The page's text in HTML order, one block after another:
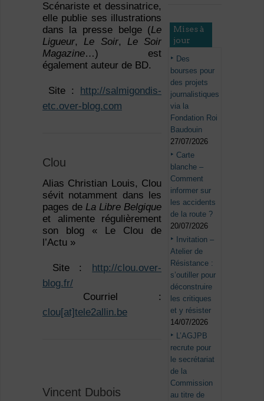
Scénariste et dessinatrice,
elle publie ses illustrations
dans la presse belge (Le
Ligueur,Le Soir, Le Soir
Magazine…) est
également auteur de BD.
 Site :
http://salmigondis-
etc.over-blog.com
Clou
Alias Christian Louis, Clou
sévit notamment dans les
pages deLa Libre Belgique
et alimente régulièrement
son blog « Le Clou de
l’Actu »
 Site :
http://clou.over-
blog.fr/
 Courriel :
clou[at]tele2allin.be
Vincent Dubois
Mises à
jour
Des
bourses pour
des projets
journalistiques
via la
Fondation Roi
Baudouin
27/07/2026
Carte
blanche –
Comment
informer sur
les accidents
de la route ?
20/07/2026
Invitation –
Atelier de
Résistance :
s’outiller pour
déconstruire
les critiques
et y résister
14/07/2026
L’AGJPB
recrute pour
le secrétariat
de la
Commission
au titre de